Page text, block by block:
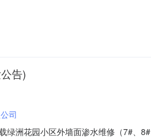
公司，
告)
司
洲花园小区外墙面渗水维修（7#、8#